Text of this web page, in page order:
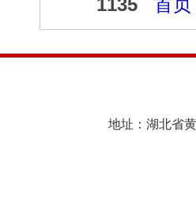
1135
首页
地址：湖北省